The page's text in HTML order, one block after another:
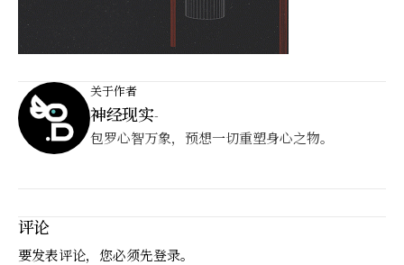
关于作者
神经现实-
包罗心智万象，预想一切重塑身心之物。
评论
要发表评论，您必须先登录。